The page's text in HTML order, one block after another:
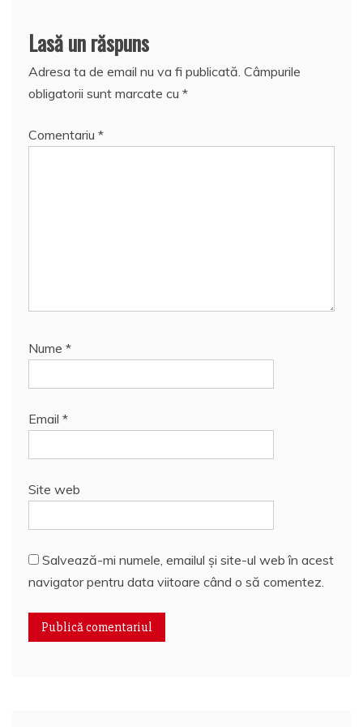
Lasă un răspuns
Adresa ta de email nu va fi publicată. Câmpurile
obligatorii sunt marcate cu *
Comentariu *
Nume *
Email *
Site web
Salvează-mi numele, emailul și site-ul web în acest
navigator pentru data viitoare când o să comentez.